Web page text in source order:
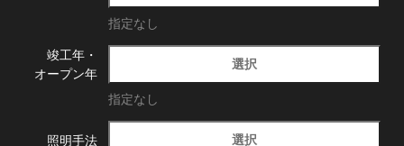
指定なし
竣工年・
オープン年
選択
指定なし
照明手法 選択